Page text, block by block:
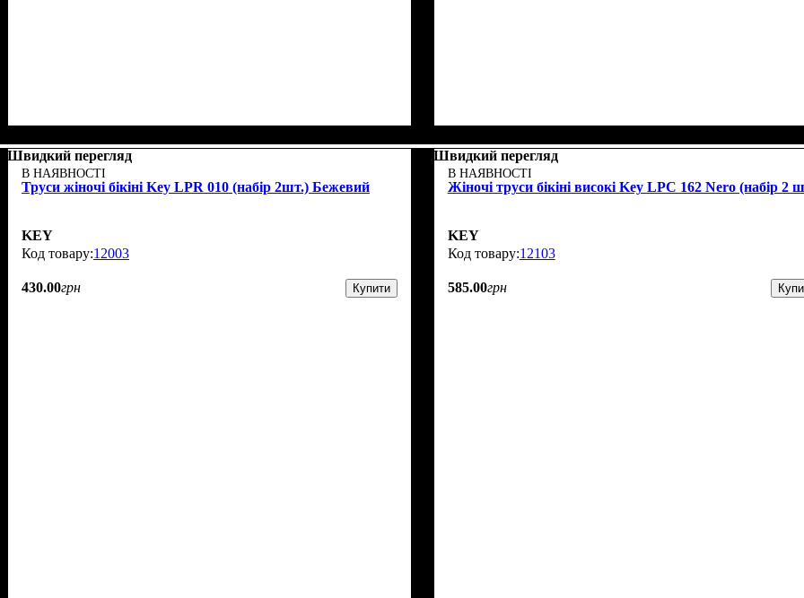
Швидкий перегляд
В НАЯВНОСТІ
Труси жіночі бікіні Key LPR 010 (набір 2шт.) Бежевий
KEY
12003
430.00грн Купити
Швидкий перегляд
В НАЯВНОСТІ
Жіночі труси бікіні високі Key LPC 162 Nero (набір 2
KEY
12103
585.00грн